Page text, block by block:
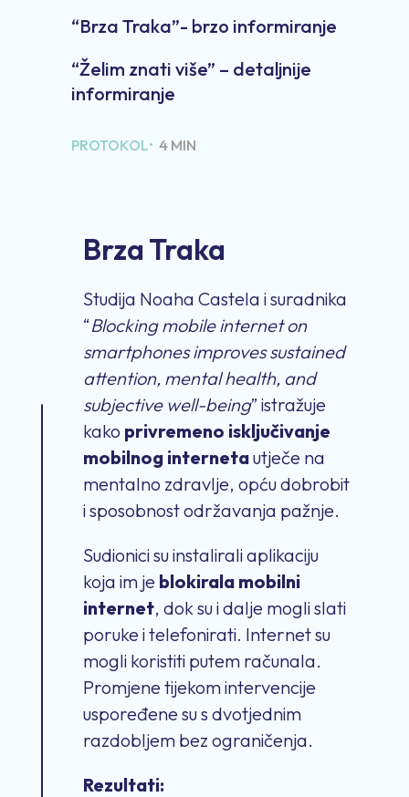
“Brza Traka”- brzo informiranje
“Želim znati više” – detaljnije
informiranje
PROTOKOL• 4 MIN
Brza Traka
Studija Noaha Castela i suradnika
“Blocking mobile internet on
smartphones improves sustained
attention, mental health, and
subjective well-being” istražuje
kako privremeno isključivanje
mobilnog internetautječe na
mentalno zdravlje, opću dobrobit
i sposobnost održavanja pažnje.
Sudionici su instalirali aplikaciju
koja im je blokirala mobilni
internet, dok su i dalje mogli slati
poruke i telefonirati. Internet su
mogli koristiti putem računala.
Promjene tijekom intervencije
uspoređene su s dvotjednim
razdobljem bez ograničenja.
Rezultati: